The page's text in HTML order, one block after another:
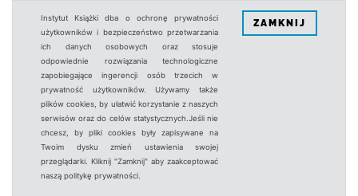
Instytut Książki dba o ochronę prywatności
użytkowników i bezpieczeństwo przetwarzania
ich danych osobowych oraz stosuje
odpowiednie rozwiązania technologiczne
zapobiegające ingerencji osób trzecich w
prywatność użytkowników. Używamy także
plików cookies, by ułatwić korzystanie z naszych
serwisów oraz do celów statystycznych.Jeśli nie
chcesz, by pliki cookies były zapisywane na
Twoim dysku zmień ustawienia swojej
przeglądarki. Kliknij "Zamknij" aby zaakceptować
naszą politykę prywatności.
ZAMKNIJ